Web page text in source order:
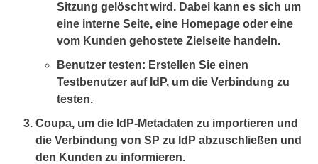
Sitzung gelöscht wird. Dabei kann es sich um
eine interne Seite, eine Homepage oder eine
vom Kunden gehostete Zielseite handeln.
Benutzer testen: Erstellen Sie einen
Testbenutzer auf IdP, um die Verbindung zu
testen.
Coupa, um die IdP-Metadaten zu importieren und
die Verbindung von SP zu IdP abzuschließen und
den Kunden zu informieren.